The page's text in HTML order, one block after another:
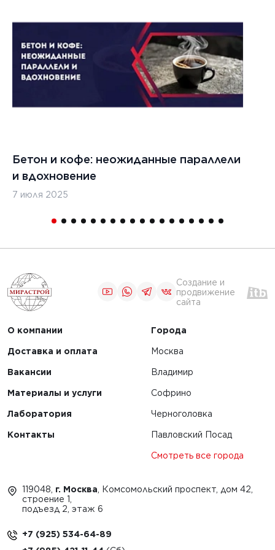
Бетон и кофе: неожиданные параллели
и вдохновение
7 июля 2025
Создание и
продвижение
сайта
О компании
Доставка и оплата
Вакансии
Материалы и услуги
Лаборатория
Контакты
Города
Москва
Владимир
Софрино
Черноголовка
Павловский Посад
Смотреть все города
119048, г. Москва , Комсомольский проспект, дом 42,
строение 1,
подъезд 2, этаж 6
+7 (925) 534-64-89